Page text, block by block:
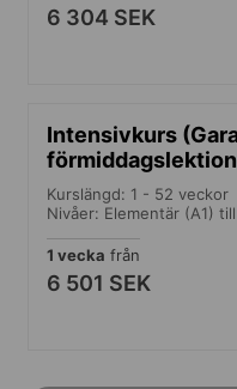
6 304 SEK
Intensivkurs
Kurslängd: 1 - 52 veckor
Nivåer: Elementär (A1)
1 vecka från
6 501 SEK